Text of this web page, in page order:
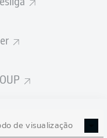
de visualização